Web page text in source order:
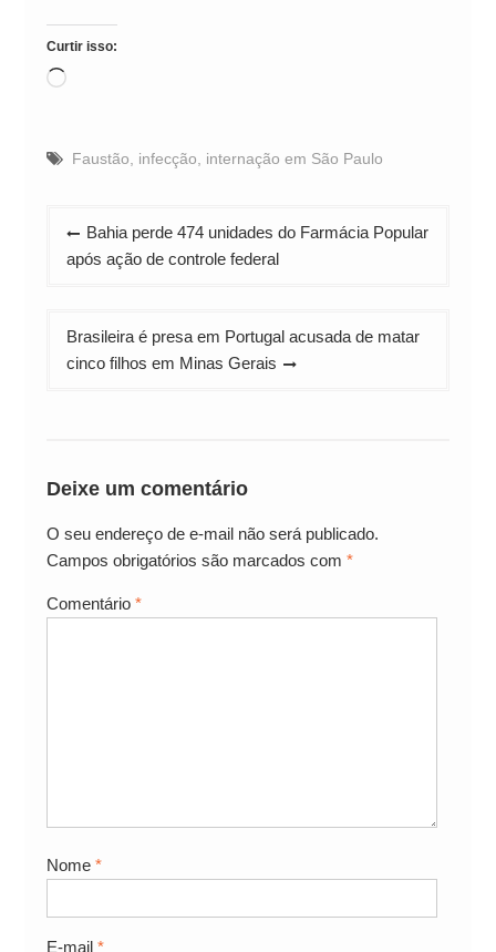
Curtir isso:
Carregando...
Faustão, infecção, internação em São Paulo
Navegação
de
Bahia perde 474 unidades do Farmácia Popular
após ação de controle federal
Brasileira é presa em Portugal acusada de matar
cinco filhos em Minas Gerais
Deixe um comentário
O seu endereço de e-mail não será publicado.
Campos obrigatórios são marcados com *
Comentário *
Nome *
E-mail *